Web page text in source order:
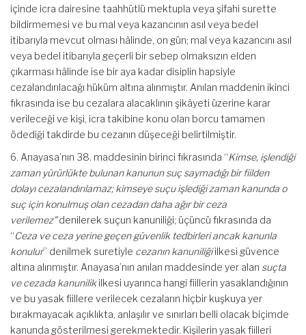
içinde icra dairesine taahhütlü mektupla veya şifahi surette
bildirmemesi ve bu mal veya kazancının asıl veya bedel
itibarıyla mevcut olması hâlinde, on gün; mal veya kazancını asıl
veya bedel itibarıyla geçerli bir sebep olmaksızın elden
çıkarması hâlinde ise bir aya kadar disiplin hapsiyle
cezalandırılacağı hüküm altına alınmıştır. Anılan maddenin ikinci
fıkrasında ise bu cezalara alacaklının şikâyeti üzerine karar
verileceği ve kişi, icra takibine konu olan borcu tamamen
ödediği takdirde bu cezanın düşeceği belirtilmiştir.
6. Anayasa’nın 38. maddesinin birinci fıkrasında “Kimse, işlendiği
zaman yürürlükte bulunan kanunun suç saymadığı bir fiilden
dolayı cezalandırılamaz; kimseye suçu işlediği zaman kanunda o
suç için konulmuş olan cezadan daha ağır bir ceza
verilemez”denilerek suçun kanuniliği; üçüncü fıkrasında da
“Ceza ve ceza yerine geçen güvenlik tedbirleri ancak kanunla
konulur” denilmek suretiyle cezanın kanuniliğiilkesi güvence
altına alınmıştır. Anayasa’nın anılan maddesinde yer alan suçta
ve cezada kanunilikilkesi uyarınca hangi fiillerin yasaklandığının
ve bu yasak fiillere verilecek cezaların hiçbir kuşkuya yer
bırakmayacak açıklıkta, anlaşılır ve sınırları belli olacak biçimde
kanunda gösterilmesi gerekmektedir. Kişilerin yasak fiilleri